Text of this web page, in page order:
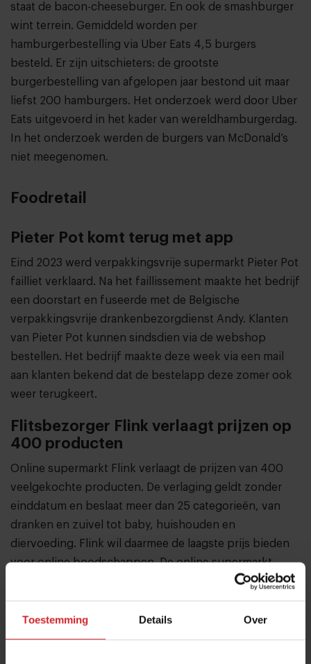
Toestemming Details Over
staat de bacon-cheeseburger. En ook de smashburger
wint terrein. Gemiddeld worden per
hamburgerbestelling via Uber Eats 4,5 burgers
besteld. Er zijn uitschieters: de grootste
burgerbestelling van afgelopen jaar bestond uit maar
liefst 200 hamburgers. Het onderzoek werd door Uber
Eats uitgevoerd in het kader van wereldhamburgerdag.
In het onderzoek werden de burgers van McDonald’s
niet meegenomen.
Foodretail
Pieter Pot komt terug met app
Eind 2023 werd verpakkingsvrije supermarkt Pieter Pot
failliet verklaard. Na het faillissement maakte het bedrijf
een doorstart en fuseerde met de Belgische
verpakkingsvrije drankenbezorgdienst Andy. Klanten
van Pieter Pot kunnen sindsdien via de webshop
bestellen. Het bedrijf maakte deze week via een mail
aan klanten bekend dat de bestelapp deze zomer ook
weer terugkeert.
Flitsbezorger Flink verlaagt prijzen op
400 producten
Online supermarkt Flink verlaagt de prijzen van 400
veelgekochte producten.
De verlaging geldt zonder
einddatum en beslaat meer dan 25 categorieën, van
dranken en zuivel tot baby, huishouden en
diervoeding. Flink wil daarmee de laagste prijs bieden
voor online boodschappen. De online supermarkt
bezorgt boodschappen binnen 30 minuten in ruim 40
gemeenten. Het bedrijf is nu zo’n 5 jaar actief in
Nederland. De omzet bedroeg in 2025 ruim €200
miljoen. Voorheen waren er ook andere flitsbezorgers